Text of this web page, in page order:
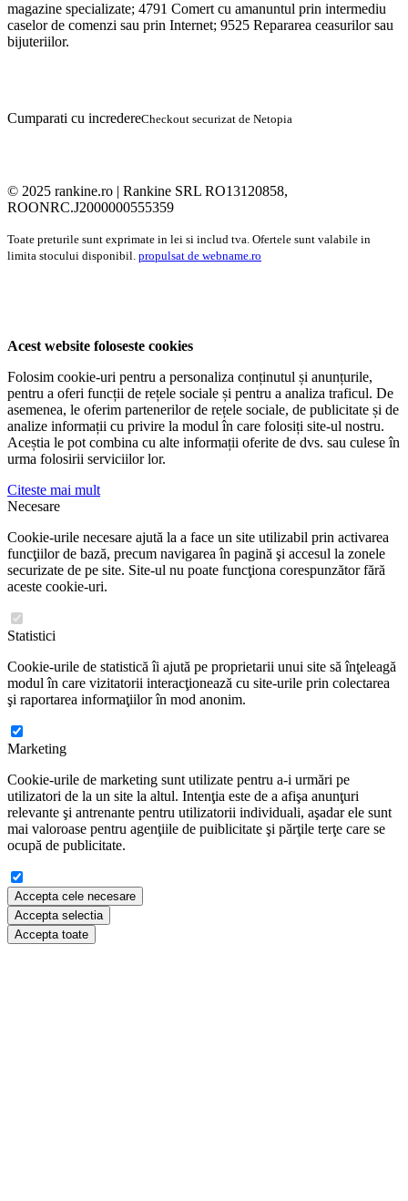
magazine specializate; 4791 Comert cu amanuntul prin intermediu
caselor de comenzi sau prin Internet; 9525 Repararea ceasurilor sau
bijuteriilor.
Cumparati cu incredereCheckout securizat de Netopia
© 2025 rankine.ro | Rankine SRL RO13120858,
ROONRC.J2000000555359
Toate preturile sunt exprimate in lei si includ tva. Ofertele sunt valabile in
limita stocului disponibil. propulsat de webname.ro
Acest website foloseste cookies
Folosim cookie-uri pentru a personaliza conținutul și anunțurile,
pentru a oferi funcții de rețele sociale și pentru a analiza traficul. De
asemenea, le oferim partenerilor de rețele sociale, de publicitate și de
analize informații cu privire la modul în care folosiți site-ul nostru.
Aceștia le pot combina cu alte informații oferite de dvs. sau culese în
urma folosirii serviciilor lor.
Citeste mai mult
Necesare
Cookie-urile necesare ajută la a face un site utilizabil prin activarea
funcţiilor de bază, precum navigarea în pagină şi accesul la zonele
securizate de pe site. Site-ul nu poate funcţiona corespunzător fără
aceste cookie-uri.
Statistici
Cookie-urile de statistică îi ajută pe proprietarii unui site să înţeleagă
modul în care vizitatorii interacţionează cu site-urile prin colectarea
şi raportarea informaţiilor în mod anonim.
Marketing
Cookie-urile de marketing sunt utilizate pentru a-i urmări pe
utilizatori de la un site la altul. Intenţia este de a afişa anunţuri
relevante şi antrenante pentru utilizatorii individuali, aşadar ele sunt
mai valoroase pentru agenţiile de puiblicitate şi părţile terţe care se
ocupă de publicitate.
Accepta cele necesare
Accepta selectia
Accepta toate